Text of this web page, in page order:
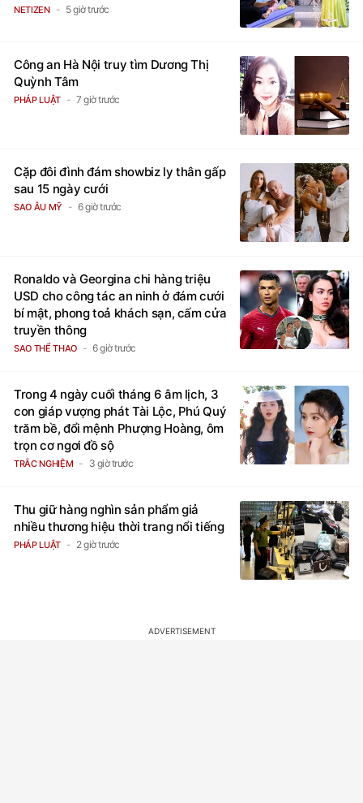
NETIZEN 5 giờ trước
Công an Hà Nội truy tìm Dương Thị
Quỳnh Tâm
PHÁP LUẬT 7 giờ trước
Cặp đôi đình đám showbiz ly thân gấp
sau 15 ngày cưới
SAO ÂU MỸ 6 giờ trước
Ronaldo và Georgina chi hàng triệu
USD cho công tác an ninh ở đám cưới
bí mật, phong toả khách sạn, cấm cửa
truyền thông
SAO THỂ THAO 6 giờ trước
Trong 4 ngày cuối tháng 6 âm lịch, 3
con giáp vượng phát Tài Lộc, Phú Quý
trăm bề, đổi mệnh Phượng Hoàng, ôm
trọn cơ ngơi đồ sộ
TRẮC NGHIỆM 3 giờ trước
Thu giữ hàng nghìn sản phẩm giả
nhiều thương hiệu thời trang nổi tiếng
PHÁP LUẬT 2 giờ trước